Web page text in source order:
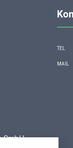
TEL
MAIL
GmbH